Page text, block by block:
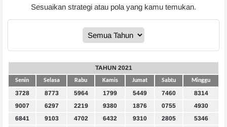
Sesuaikan strategi atau pola yang kamu temukan.
TAHUN 2021
Senin Selasa Rabu Kamis Jumat Sabtu Minggu
3728 8773 5964 1799 5449 7460
8314
9007
6297 2219 9380 1876 0755
4930
6841
9103 4702 6432 9310 2805
5346